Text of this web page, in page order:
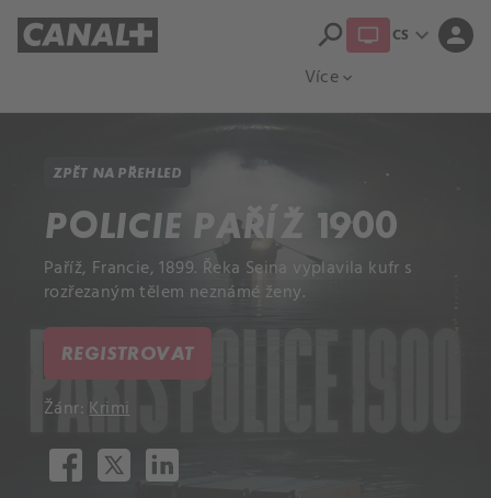
Více expand_more
search CS expand_more person
ZPĚT NA PŘEHLED
POLICIE PAŘÍŽ 1900
Paříž, Francie, 1899. Řeka Seina vyplavila kufr s
rozřezaným tělem neznámé ženy.
REGISTROVAT
Žánr:Krimi